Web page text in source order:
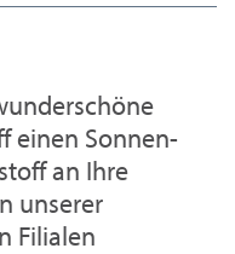
einen Sonnen-
an Ihre
unserer
Filialen